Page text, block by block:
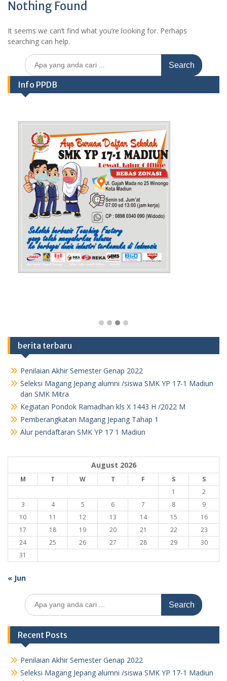
Nothing Found
It seems we can’t find what you’re looking for. Perhaps
searching can help.
Search
for:
Info PPDB
berita terbaru
Penilaian Akhir Semester Genap 2022
Seleksi Magang Jepang alumni /siswa SMK YP 17-1 Madiun
dan SMK Mitra
Kegiatan Pondok Ramadhan kls X 1443 H /2022 M
Pemberangkatan Magang Jepang Tahap 1
Alur pendaftaran SMK YP 17 1 Madiun
August 2026
M T W T F S
S
1
2
3
4 5 6 7 8
9
10
11 12 13 14 15
16
17
18 19 20 21 22
23
24
25 26 27 28 29
30
31
« Jun
Search
for:
Recent Posts
Penilaian Akhir Semester Genap 2022
Seleksi Magang Jepang alumni /siswa SMK YP 17-1 Madiun